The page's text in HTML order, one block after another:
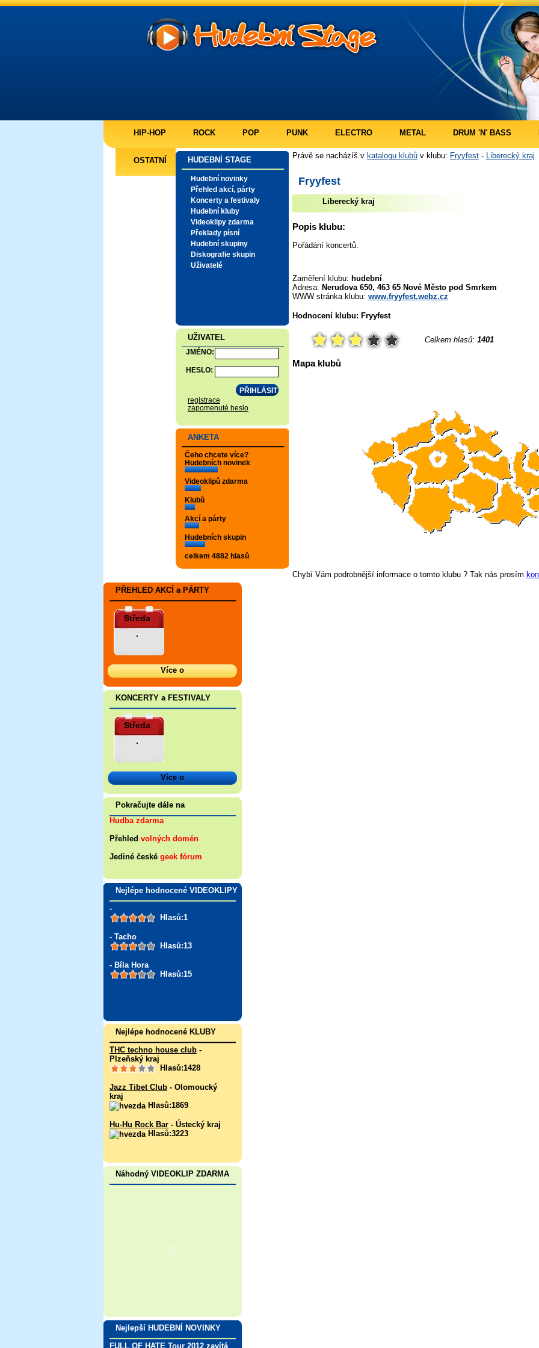
HIP-HOP ROCK POP PUNK ELECTRO METAL DRUM 'N' BASS
OSTATNÍ HUDEBNÍ STAGE
Hudební novinky
Přehled akcí, párty
Koncerty a festivaly
Hudební kluby
Videoklipy zdarma
Překlady písní
Hudební skupiny
Diskografie skupin
Uživatelé
UŽIVATEL
JMÉNO:
HESLO:
registrace
zapomenuté heslo
ANKETA
Čeho chcete více?
Hudebních novinek
Videoklipů zdarma
Klubů
Akcí a párty
Hudebních skupin
celkem 4882 hlasů
Právě se nacházíš v katalogu klubů v klubu: Fryyfest - Liberecký kraj
Fryyfest
Liberecký kraj
Popis klubu:
Pořádání koncertů.
Zaměření klubu: hudební
Adresa: Nerudova 650, 463 65 Nové Město pod Smrkem
WWW stránka klubu: www.fryyfest.webz.cz
Hodnocení klubu: Fryyfest
Celkem hlasů: 1401
Mapa klubů
Chybí Vám podrobnější informace o tomto klubu ? Tak nás prosím
PŘEHLED AKCÍ a PÁRTY
Středa
.
Více o
KONCERTY a FESTIVALY
Středa
.
Více o
Pokračujte dále na
Hudba zdarma
Přehled volných domén
Jediné české geek fórum
Nejlépe hodnocené VIDEOKLIPY
-
Hlasů:1
- Tacho
Hlasů:13
- Bíla Hora
Hlasů:15
Nejlépe hodnocené KLUBY
THC techno house club -
Plzeňský kraj
Hlasů:1428
Jazz Tibet Club - Olomoucký
kraj
Hlasů:1869
Hu-Hu Rock Bar - Ústecký kraj
Hlasů:3223
Náhodný VIDEOKLIP ZDARMA
Nejlepší HUDEBNÍ NOVINKY
FULL OF HATE Tour 2012 zavítá